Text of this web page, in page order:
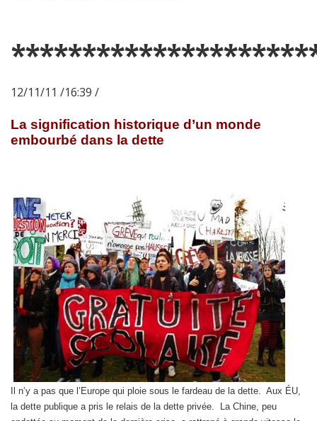
12/11/11 /16:39 /
La signification historique d’un monde
embourbé dans la dette
Il n’y a pas que l’Europe qui ploie sous le fardeau de la dette. Aux ÉU,
la dette publique a pris le relais de la dette privée. La Chine, peu